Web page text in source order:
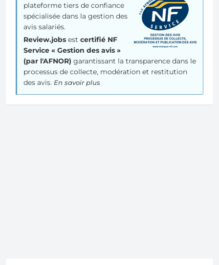
plateforme tiers de confiance
spécialisée dans la gestion des
avis salariés.
Review.jobs est certifié NF
Service « Gestion des avis »
(par l'AFNOR) garantissant la transparence dans le
processus de collecte, modération et restitution
des avis. En savoir plus